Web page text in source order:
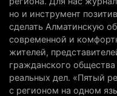
увидеть долги
7 августа 2026 г. 06:28
В Алматинской
наркотики из-за
последнее слово
но и инструмент
сделать Алматинскую
современной и
жителей,
гражданского
реальных дел. «Пятый
с регионом на одном